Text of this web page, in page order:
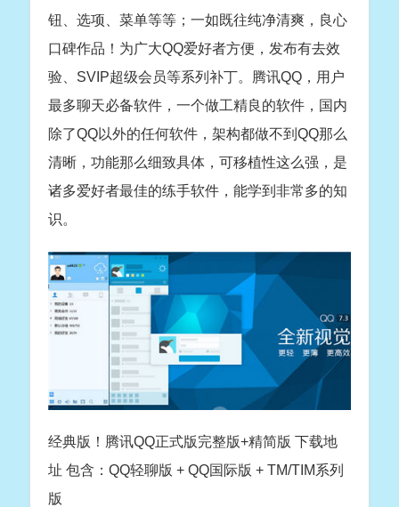
钮、选项、菜单等等；一如既往纯净清爽，良心
口碑作品！为广大QQ爱好者方便，发布有去效
验、SVIP超级会员等系列补丁。腾讯QQ，用户
最多聊天必备软件，一个做工精良的软件，国内
除了QQ以外的任何软件，架构都做不到QQ那么
清晰，功能那么细致具体，可移植性这么强，是
诸多爱好者最佳的练手软件，能学到非常多的知
识。
经典版！腾讯QQ正式版完整版+精简版 下载地
址 包含：QQ轻聊版 + QQ国际版 + TM/TIM系列
版